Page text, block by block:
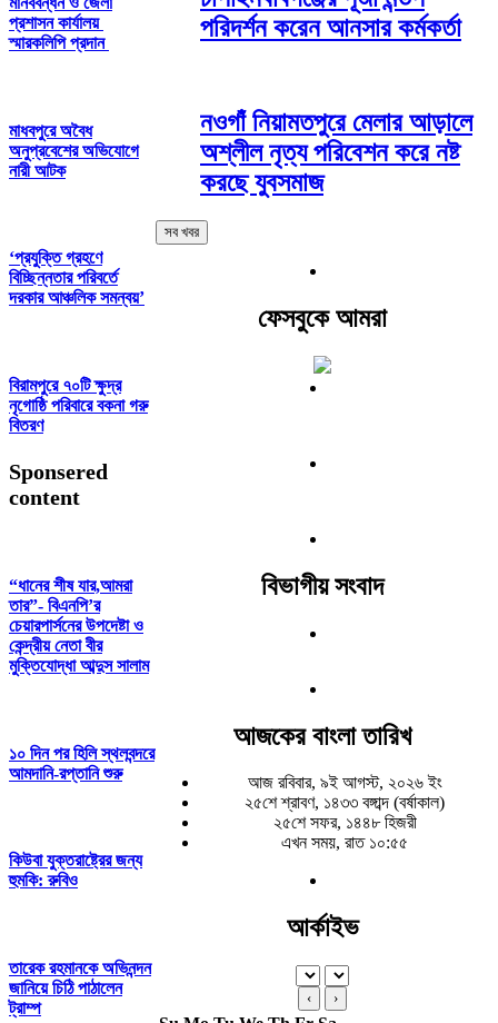
প্রশাসন কার্যালয়
স্মারকলিপি প্রদান
মাধবপুরে অবৈধ
অনুপ্রবেশের অভিযোগে
নারী আটক
‘প্রযুক্তি গ্রহণে
বিচ্ছিন্নতার পরিবর্তে
দরকার আঞ্চলিক সমন্বয়’
বিরামপুরে ৭০টি ক্ষুদ্র
নৃগোষ্ঠি পরিবারে বকনা গরু
বিতরণ
Sponsered
content
“ধানের শীষ যার,আমরা
তার”- বিএনপি’র
চেয়ারপার্সনের উপদেষ্টা ও
কেন্দ্রীয় নেতা বীর
মুক্তিযোদ্ধা আব্দুস সালাম
১০ দিন পর হিলি স্থলবন্দরে
আমদানি-রপ্তানি শুরু
কিউবা যুক্তরাষ্ট্রের জন্য
হুমকি: রুবিও
তারেক রহমানকে অ‌ভিনন্দন
জানিয়ে চিঠি পাঠালেন
ট্রাম্প
পরিদর্শন করেন আনসার কর্মকর্তা
নওগাঁ নিয়ামতপুরে মেলার আড়ালে
অশ্লীল নৃত্য পরিবেশন করে নষ্ট
করছে যুবসমাজ
সব খবর
ফেসবুকে আমরা
বিভাগীয় সংবাদ
আজকের বাংলা তারিখ
আজ রবিবার, ৯ই আগস্ট, ২০২৬ ইং
২৫শে শ্রাবণ, ১৪৩৩ বঙ্গাব্দ (বর্ষাকাল)
২৫শে সফর, ১৪৪৮ হিজরী
এখন সময়, রাত ১০:৫৫
আর্কাইভ
‹ ›